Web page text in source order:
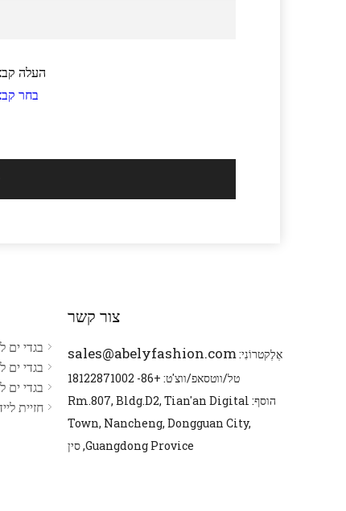
העלה
בחר
בגדי ים
בגדי ים
בגדי ים
חזיית
צור קשר
אֶלֶקטרוֹנִי:sales@abelyfashion.com
טל/ווטסאפ/ווצ'ט: +86- 18122871002
הוסף: Rm.807, Bldg.D2, Tian'an Digital
Town, Nancheng, Dongguan City,
Guangdong Provice, סין